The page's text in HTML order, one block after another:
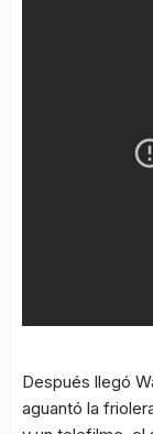
Después llegó
aguantó la